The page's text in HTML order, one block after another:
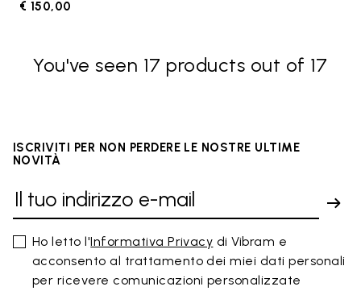
€ 150,00
You've seen 17 products out of 17
ISCRIVITI PER NON PERDERE LE NOSTRE ULTIME
NOVITÀ
Ho letto l'Informativa Privacy di Vibram e
acconsento al trattamento dei miei dati personali
per ricevere comunicazioni personalizzate